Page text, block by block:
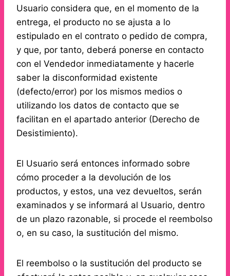
Usuario considera que, en el momento de la
entrega, el producto no se ajusta a lo
estipulado en el contrato o pedido de compra,
y que, por tanto, deberá ponerse en contacto
con el Vendedor inmediatamente y hacerle
saber la disconformidad existente
(defecto/error) por los mismos medios o
utilizando los datos de contacto que se
facilitan en el apartado anterior (Derecho de
Desistimiento).
El Usuario será entonces informado sobre
cómo proceder a la devolución de los
productos, y estos, una vez devueltos, serán
examinados y se informará al Usuario, dentro
de un plazo razonable, si procede el reembolso
o, en su caso, la sustitución del mismo.
El reembolso o la sustitución del producto se